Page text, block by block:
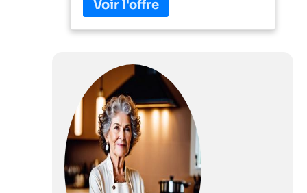
rend idéal pour les grosses
quantités. Grâce au couvercle à
pouvez cuisiner et ajouter des
ingrédients au fur et à mesure sans
éclabousser votre cuisine ! Avec
son batteur plat, son fouet et son
crochet pétrisseur, il offre des
possibilités infinies en cuisine :
crêpes, crèmes fouettées, blancs
en neige, pâtes sablées, brisées, à
pain, à pizza, gâteaux Suprenez vos